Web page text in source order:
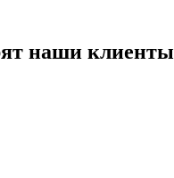
наши клиенты